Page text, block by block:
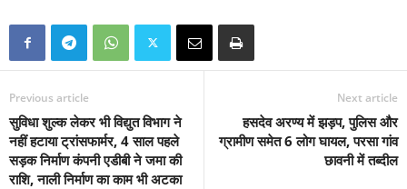
Previous article
सुविधा शुल्क लेकर भी विद्युत विभाग ने
नहीं हटाया ट्रांसफार्मर, 4 साल पहले
सड़क निर्माण कंपनी एडीबी ने जमा की
राशि, नाली निर्माण का काम भी अटका
Next article
हसदेव अरण्य में झड़प, पुलिस और
ग्रामीण समेत 6 लोग घायल, परसा गांव
छावनी में तब्दील